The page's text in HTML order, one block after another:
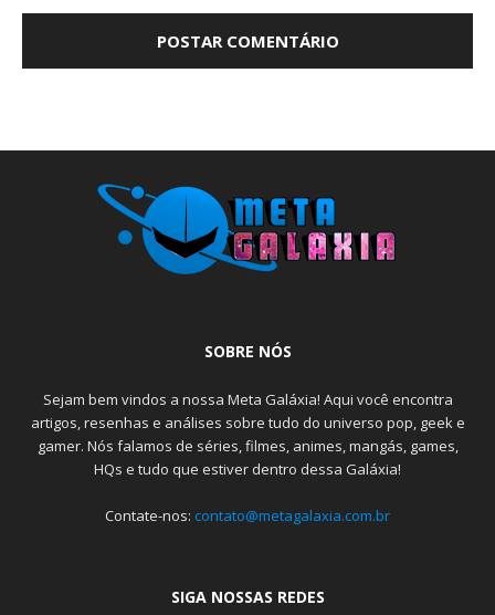
SOBRE NÓS
Sejam bem vindos a nossa Meta Galáxia! Aqui você encontra
artigos, resenhas e análises sobre tudo do universo pop, geek e
gamer. Nós falamos de séries, filmes, animes, mangás, games,
HQs e tudo que estiver dentro dessa Galáxia!
Contate-nos: contato@metagalaxia.com.br
SIGA NOSSAS REDES